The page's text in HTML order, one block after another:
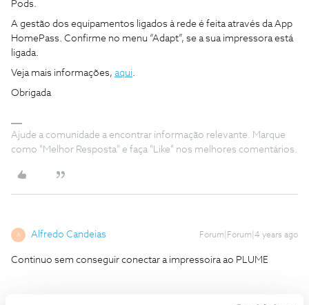
Pods.
A gestão dos equipamentos ligados à rede é feita através da App
HomePass. Confirme no menu “Adapt”, se a sua impressora está
ligada.
Veja mais informações, aqui.
Obrigada
Ajude a comunidade a encontrar informação relevante. Marque
como "Melhor Resposta" e faça "Like" nos melhores comentários.
A Alfredo Candeias Forum|Forum|4 years ago
Continuo sem conseguir conectar a impressoira ao PLUME